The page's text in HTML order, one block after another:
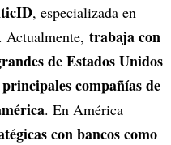
, especializada en
Actualmente, trabaja con
de Estados Unidos
compañías de
. En América
con bancos como